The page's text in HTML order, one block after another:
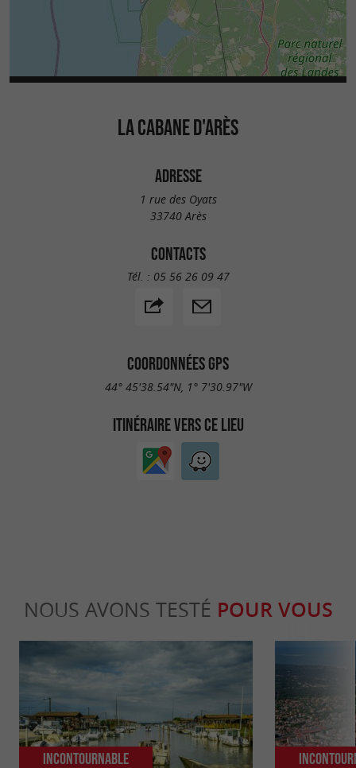
LA CABANE D'ARÈS
ADRESSE
1 rue des Oyats
33740 Arès
CONTACTS
Tél. : 05 56 26 09 47
COORDONNÉES GPS
44° 45'38.54"N, 1° 7'30.97"W
ITINÉRAIRE VERS CE LIEU
NOUS AVONS TESTÉ POUR VOUS
Incontournable